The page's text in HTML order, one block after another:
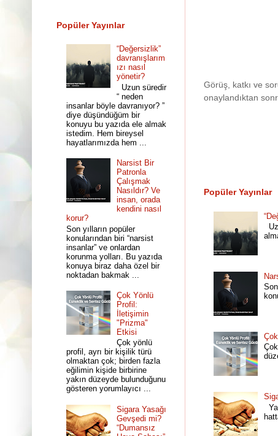
Görüş, katkı ve
onaylandıktan
Popüler Yayınlar
Popüler Yayınlar
“Değersizlik”
davranışlarım
ızı nasıl
yönetir?
Uzun süredir
“ neden
insanlar böyle davranıyor? ”
diye düşündüğüm bir
konuyu bu yazıda ele almak
istedim. Hem bireysel
hayatlarımızda hem ...
Narsist Bir
Patronla
Çalışmak
Nasıldır? Ve
insan, orada
kendini nasıl
korur?
Son yılların popüler
konularından biri “narsist
insanlar” ve onlardan
korunma yolları. Bu yazıda
konuya biraz daha özel bir
noktadan bakmak ...
Çok Yönlü
Profil:
İletişimin
"Prizma"
Etkisi
Çok yönlü
profil, ayrı bir kişilik türü
olmaktan çok; birden fazla
eğilimin kişide birbirine
yakın düzeyde bulunduğunu
gösteren yorumlayıcı ...
Sigara Yasağı
Gevşedi mi?
“Dumansız